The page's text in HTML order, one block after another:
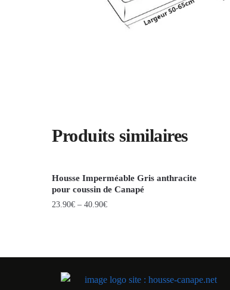
Produits similaires
Housse Imperméable Gris anthracite
pour coussin de Canapé
23.90€ –40.90€